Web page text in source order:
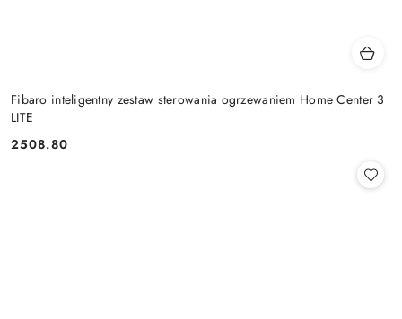
Fibaro inteligentny zestaw sterowania ogrzewaniem Home Center 3
LITE
Cena:
2508.80